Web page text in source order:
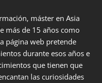
máster en Asia
más de 15 años como
página web pretende
durante esos años e
que tienen que
las curiosidades